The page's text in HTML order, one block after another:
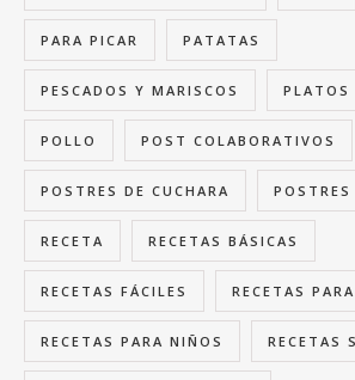
PARA PICAR PATATAS
PESCADOS Y MARISCOS PLATOS
POLLO POST COLABORATIVOS
POSTRES DE CUCHARA POSTRES
RECETA RECETAS BÁSICAS
RECETAS FÁCILES RECETAS
RECETAS PARA NIÑOS RECETAS